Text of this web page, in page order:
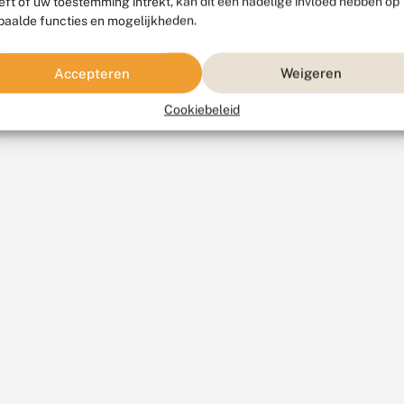
functies en mogelijkheden.
Accepteren Weigeren
Cookiebeleid